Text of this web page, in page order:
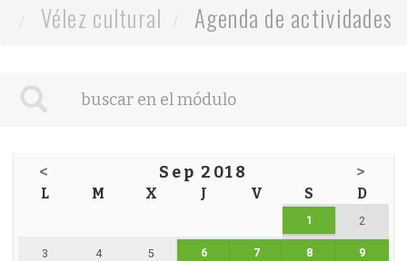
Vélez cultural
Agenda de actividades
< Sep 2018 >
L M X J V S D
1 2
3 4 5 6 7 8 9